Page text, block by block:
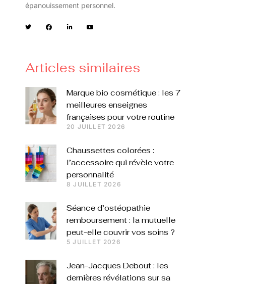
épanouissement personnel.
Articles similaires
Marque bio cosmétique : les 7
meilleures enseignes
françaises pour votre routine
20 JUILLET 2026
Chaussettes colorées :
l’accessoire qui révèle votre
personnalité
8 JUILLET 2026
Séance d’ostéopathie
remboursement : la mutuelle
peut-elle couvrir vos soins ?
5 JUILLET 2026
Jean-Jacques Debout : les
dernières révélations sur sa